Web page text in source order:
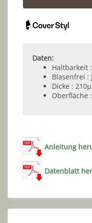
Daten:
Haltbarkeit
Blasenfrei :
Dicke :
Oberfläche
Anleitung
Datenblatt